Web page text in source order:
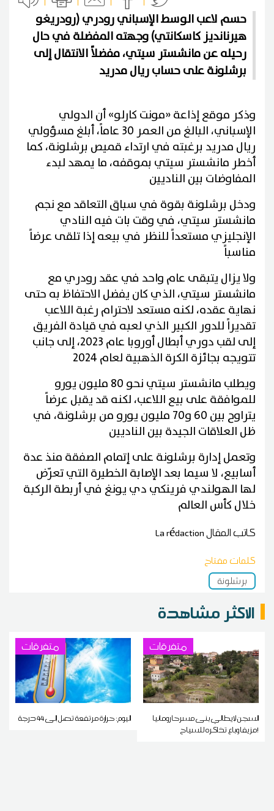
حسم لاعب الوسط الإسباني رودري (رودريغو
هيرنانديز كاسكانتي) وجهته المفضلة في حال
رحيله عن مانشستر سيتي، مفضلاً الانتقال إلى
برشلونة على حساب ريال مدريد
وذكر موقع إذاعة «مونت كارلو» أن الدولي
الإسباني، البالغ من العمر 30 عاماً، أبلغ مسؤولي
ريال مدريد برغبته في ارتداء قميص برشلونة، كما
أخطر مانشستر سيتي بموقفه، ما يمهد لبدء
المفاوضات بين الناديين
ودخل برشلونة بقوة في سباق التعاقد مع نجم
مانشستر سيتي، في وقت بات فيه النادي
الإنجليزي مستعداً للنظر في بيعه إذا تلقى عرضاً
مناسباً
ولا يزال يتبقى عام واحد في عقد رودري مع
مانشستر سيتي، الذي كان يفضل الاحتفاظ به حتى
نهاية عقده، لكنه مستعد لاحترام رغبة اللاعب
تقديراً للدور الكبير الذي لعبه في قيادة الفريق
إلى لقب دوري أبطال أوروبا عام 2023، إلى جانب
تتويجه بجائزة الكرة الذهبية لعام 2024
ويطلب مانشستر سيتي نحو 80 مليون يورو
للموافقة على بيع اللاعب، لكنه قد يقبل عرضاً
يتراوح بين 60 و70 مليون يورو من برشلونة، في
ظل العلاقات الجيدة بين الناديين
وتعمل إدارة برشلونة على إتمام الصفقة منذ عدة
أسابيع، لا سيما بعد الإصابة الخطيرة التي تعرّض
لها الهولندي فرينكي دي يونغ في أربطة الركبة
خلال كأس العالم
كاتب المقالLa rédaction
كلمات مفتاح
برشلونة
الاكثر مشاهدة
متفرقات
السجن لإيطالي بنى مسرحا رومانيا
مزيفا وباع تذاكره للسياح!
متفرقات
اليوم: حرارة مرتفعة تصل إلى 44 درجة